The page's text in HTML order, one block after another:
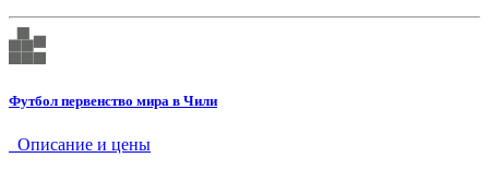
Футбол первенство мира в Чили
Описание и цены